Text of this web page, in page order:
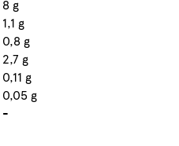
8 g
1,1 g
0,8 g
2,7 g
0,11 g
0,05 g
-